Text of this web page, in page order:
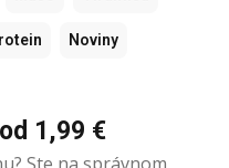
Noviny
1,99 €